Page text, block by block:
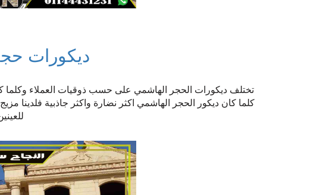
ديكورات
تختلف ديكورات الحجر الهاشمي على حسب ذوقيات العملاء وكلما
كلما كان ديكور الحجر الهاشمي اكثر نضارة واكثر جاذبية فلدينا